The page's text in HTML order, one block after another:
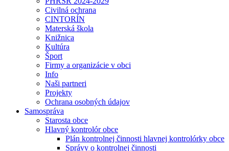
Civilná ochrana
CINTORÍN
Materská škola
Knižnica
Kultúra
Šport
Firmy a organizácie v obci
Info
Naši partneri
Projekty
Ochrana osobných údajov
Samospráva
Starosta obce
Hlavný kontrolór obce
Plán kontrolnej činnosti hlavnej kontrolórky obce
Správy o kontrolnej činnosti